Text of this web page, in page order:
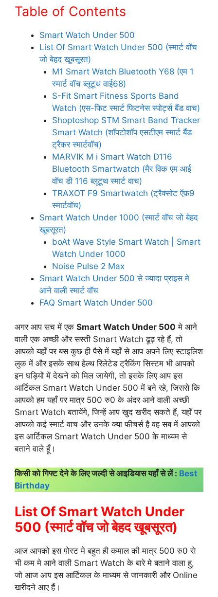
Table of Contents
Smart Watch Under 500
List Of Smart Watch Under 500 (स्मार्ट वॉच
जो बेहद खूबसूरत)
M1 Smart Watch Bluetooth Y68 (एम 1
स्मार्ट वॉच ब्लूटूथ वाई68)
S-Fit Smart Fitness Sports Band
Watch (एस-फिट स्मार्ट फिटनेस स्पोर्ट्स बैंड वाच)
Shoptoshop STM Smart Band Tracker
Smart Watch (शॉपटोशॉप एसटीएम स्मार्ट बैंड
ट्रैकर स्मार्टवॉच)
MARVIK M i Smart Watch D116
Bluetooth Smartwatch (मैर विक एम आई
वॉच डी 116 ब्लूटूथ स्मार्ट वाच)
TRAXOT F9 Smartwatch (ट्रैक्सोट ऍफ़9
स्मार्टवॉच)
Smart Watch Under 1000 (स्मार्ट वॉच जो बेहद
खूबसूरत)
boAt Wave Style Smart Watch | Smart
Watch Under 1000
Noise Pulse 2 Max
Smart Watch Under 500 से ज्यादा प्राइस मे
आने वाली स्मार्ट वॉच
FAQ Smart Watch Under 500
अगर आप सच में एक Smart Watch Under 500 मे आने
वाली एक अच्छी और सस्ती Smart Watch ढूढ़ रहे हैं, तो
आपको यहाँ पर बस कुछ ही पैसे में यहाँ से आप अपने लिए स्टाइलिश
लुक में और इसके साथ हेल्थ रिलेटेड ट्रैकिंग सिस्टम भी आपको
इन घड़ियों में देखने को मिल जायेगी, तो इसके लिए आप इस
आर्टिकल Smart Watch Under 500 में बने रहे, जिससे कि
आपको हम यहाँ पर मात्र 500 रु0 के अंदर आने वाली अच्छी
Smart Watch बतायेंगे, जिन्हें आप खुद खरीद सकते हैं, यहाँ पर
आपको कई स्मार्ट वाच और उनके क्या फीचर्स है वह सब में आपको
इस आर्टिकल Smart Watch Under 500 के माध्यम से
बताने वाले हूँ।
किसी को गिफ्ट देने के लिए जल्दी से आइडियास यहाँ से लें : Best
Birthday
List Of Smart Watch Under
500 (स्मार्ट वॉच जो बेहद खूबसूरत)
आज आपको इस पोस्ट मे बहुत ही कमाल की मात्र 500 रु0 से
भी कम मे आने वाली Smart Watch के बारे मे बताने वाला हु,
जो आज आप इस आर्टिकल के माध्यम से जानकारी और Online
खरीदने आए हैं।